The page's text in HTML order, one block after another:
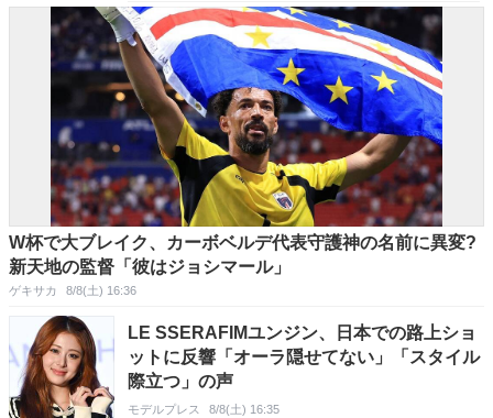
W杯で大ブレイク、カーボベルデ代表守護神の名前に異変?
新天地の監督「彼はジョシマール」
ゲキサカ 8/8(土) 16:36
LE SSERAFIMユンジン、日本での路上ショ
ットに反響「オーラ隠せてない」「スタイル
際立つ」の声
モデルプレス 8/8(土) 16:35